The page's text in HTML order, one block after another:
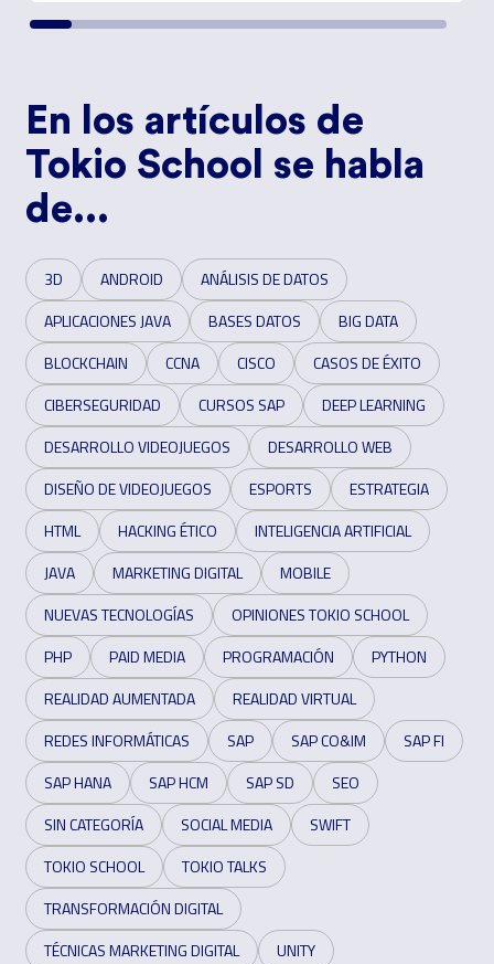
En los artículos de
Tokio School se habla
de...
3D ANDROID
ANÁLISIS DE DATOS
APLICACIONES JAVA
BASES DATOS
BIG DATA
BLOCKCHAIN
CCNA CISCO
CASOS DE ÉXITO
CIBERSEGURIDAD
CURSOS SAP
DEEP LEARNING
DESARROLLO VIDEOJUEGOS
DESARROLLO WEB
DISEÑO DE VIDEOJUEGOS
ESPORTS
ESTRATEGIA
HTML
HACKING ÉTICO
INTELIGENCIA ARTIFICIAL
JAVA
MARKETING DIGITAL
MOBILE
NUEVAS TECNOLOGÍAS
OPINIONES TOKIO SCHOOL
PHP
PAID MEDIA PROGRAMACIÓN
PYTHON
REALIDAD AUMENTADA
REALIDAD VIRTUAL
REDES INFORMÁTICAS
SAP SAP CO&IM
SAP FI
SAP HANA
SAP HCM SAP SD
SEO
SIN CATEGORÍA
SOCIAL MEDIA
SWIFT
TOKIO SCHOOL
TOKIO TALKS
TRANSFORMACIÓN DIGITAL
TÉCNICAS MARKETING DIGITAL
UNITY